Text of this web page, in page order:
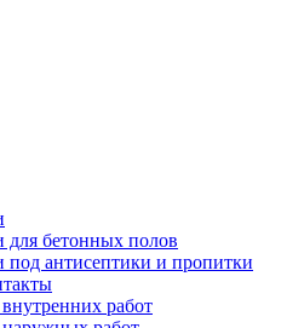
для бетонных полов
под антисептики и пропитки
работ